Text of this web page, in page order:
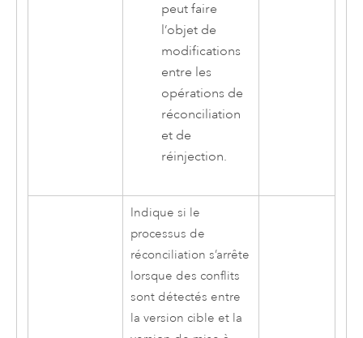
peut faire
l’objet de
modifications
entre les
opérations de
réconciliation
et de
réinjection.
Indique si le
processus de
réconciliation s’arrête
lorsque des conflits
sont détectés entre
la version cible et la